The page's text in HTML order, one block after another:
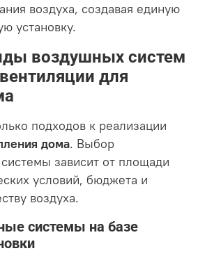
воздуха, создавая единую
установку.
воздушных систем
для
подходов к реализации
дома. Выбор
зависит от площади
условий, бюджета и
воздуха.
системы на базе